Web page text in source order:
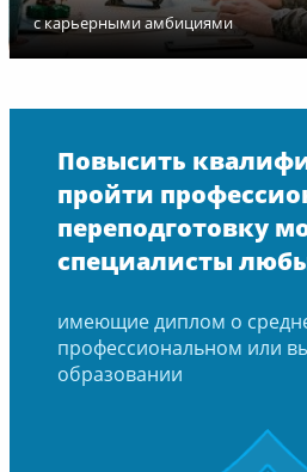
с карьерными амбициями
Повысить
пройти
переподготовку
специалисты
имеющие диплом о
профессиональном или
образовании